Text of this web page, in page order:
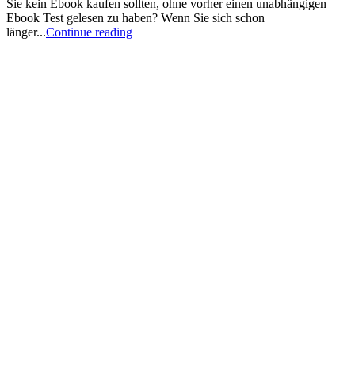
Sie kein Ebook kaufen sollten, ohne vorher einen unabhängigen
Ebook Test gelesen zu haben? Wenn Sie sich schon
länger...Continue reading